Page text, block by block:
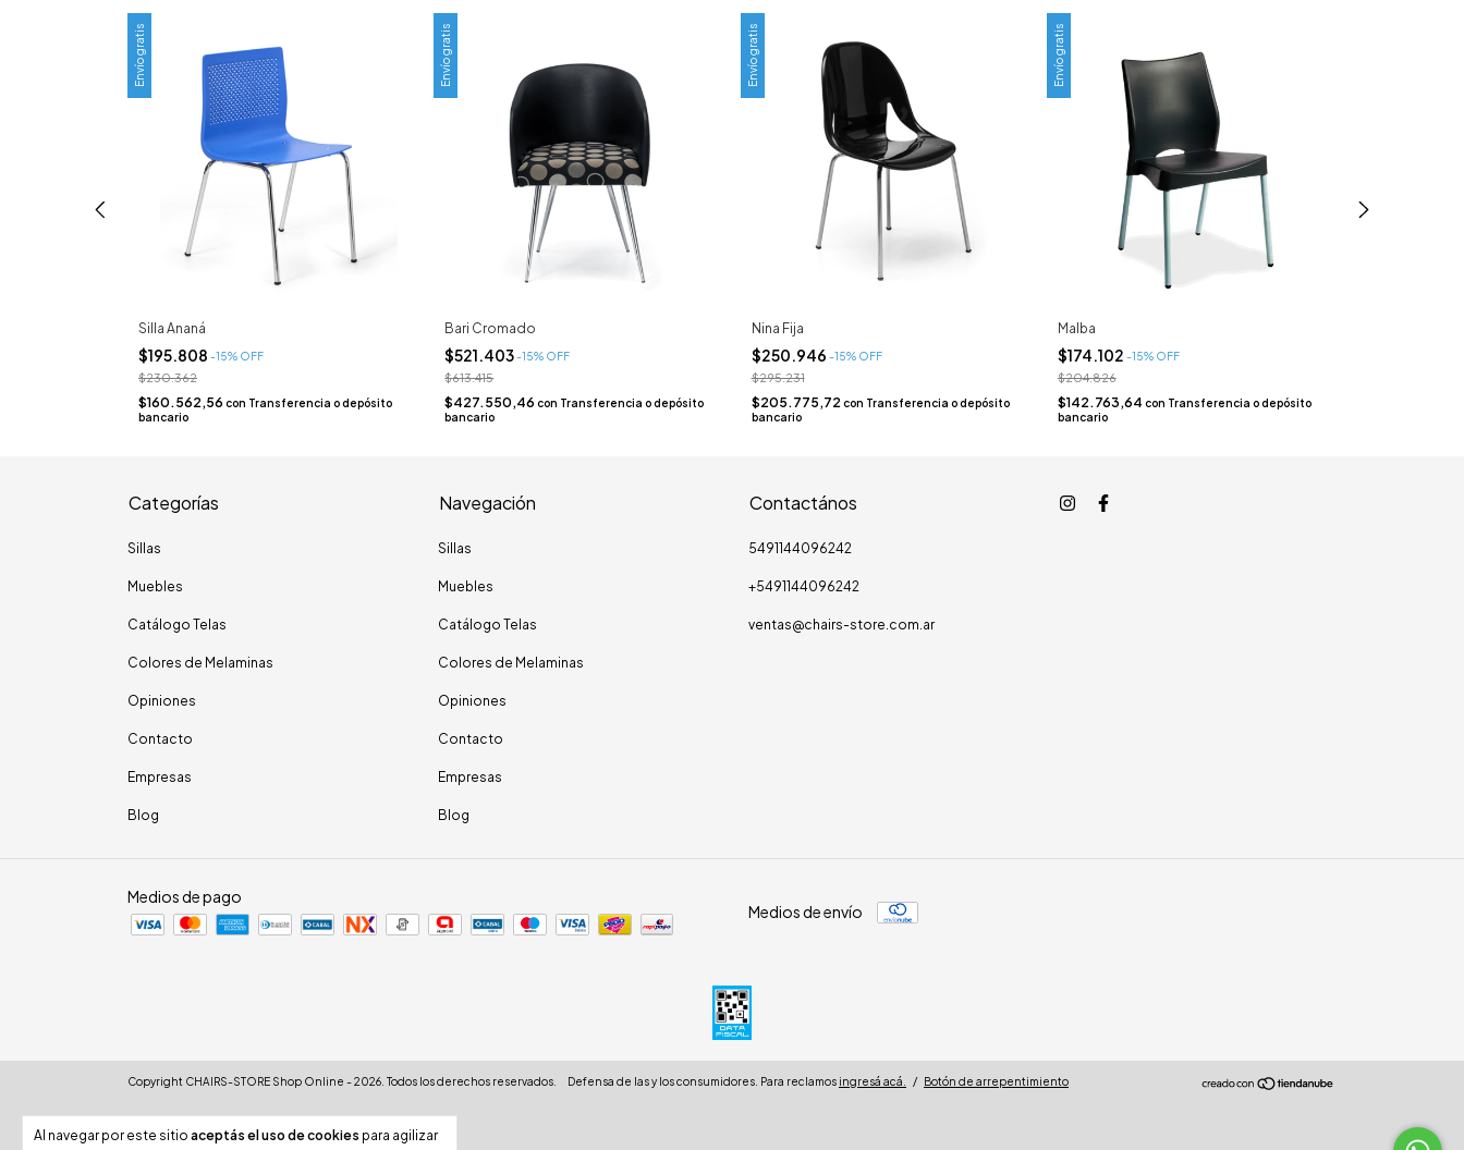
Al navegar por este sitio aceptás el uso de cookies para agilizar
Envío gratis
Silla Ananá
$195.808 -15% OFF
$230.362
$160.562,56 con Transferencia o depósito
bancario
Envío gratis
Bari Cromado
$521.403-15% OFF
$613.415
$427.550,46con Transferencia o depósito
bancario
Envío gratis
Nina Fija
$250.946 -15% OFF
$295.231
$205.775,72con Transferencia o depósito
bancario
Envío gratis
Malba
$174.102 -15% OFF
$204.826
$142.763,64 con Transferencia o depósito
bancario
Categorías
Sillas
Muebles
Catálogo Telas
Colores de Melaminas
Opiniones
Contacto
Empresas
Blog
Navegación
Sillas
Muebles
Catálogo Telas
Colores de Melaminas
Opiniones
Contacto
Empresas
Blog
Contactános
5491144096242
+5491144096242
ventas@chairs-store.com.ar
Medios de pago
Medios de envío
Copyright CHAIRS-STORE Shop Online - 2026. Todos los derechos reservados. Defensa de las y los consumidores. Para reclamos ingresá acá. / Botón de arrepentimiento